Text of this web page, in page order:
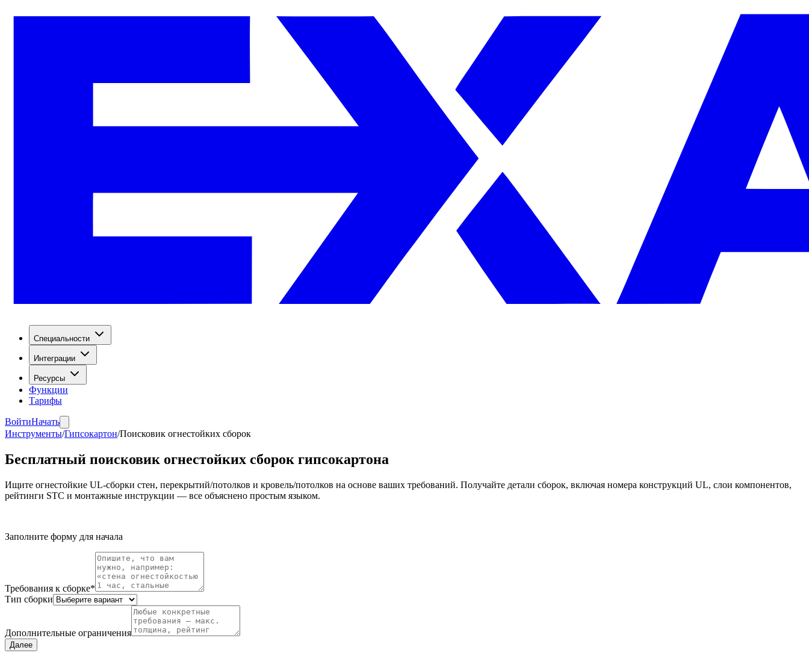
Специальности
Интеграции
Ресурсы
Функции
Тарифы
ВойтиНачать
Инструменты/Гипсокартон/Поисковик огнестойких сборок
Бесплатный поисковик огнестойких сборок гипсокартона
Ищите огнестойкие UL-сборки стен, перекрытий/потолков и кровель/потолков на основе ваших требований. Получайте детали сборок, включая номера конструкций UL, слои компонентов,
рейтинги STC и монтажные инструкции — все объяснено простым языком.
Заполните форму для начала
Требования к сборке*
Тип сборки
Дополнительные ограничения
Далее